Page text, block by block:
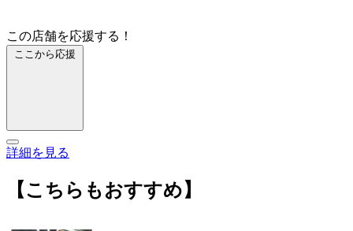
この店舗を応援する！
ここから応援
詳細を見る
【こちらもおすすめ】